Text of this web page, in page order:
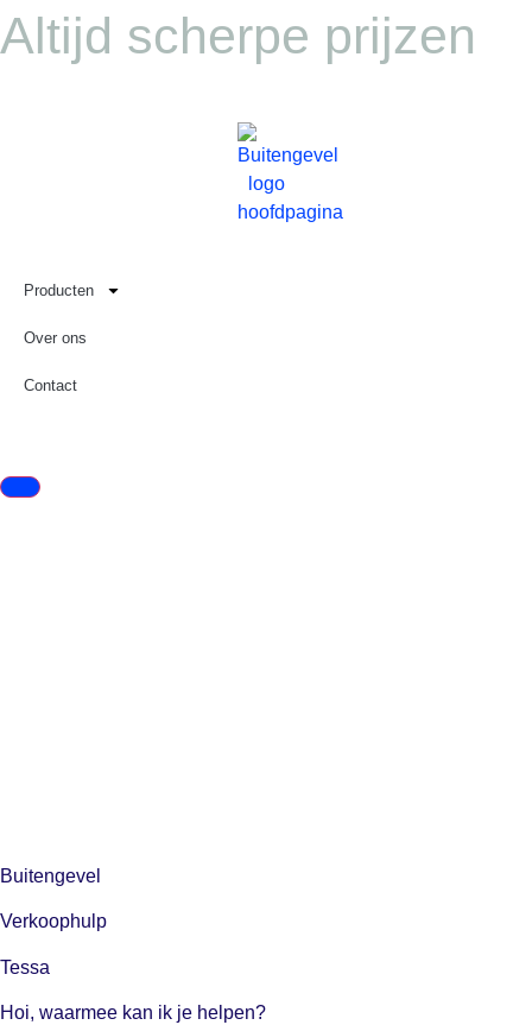
Altijd scherpe prijzen
Producten
Over ons
Contact
Buitengevel
Verkoophulp
Tessa
Hoi, waarmee kan ik je helpen?